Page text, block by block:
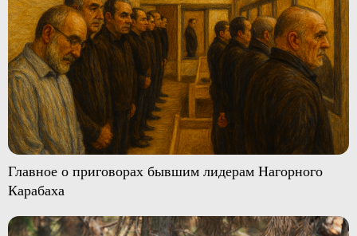
Главное о приговорах бывшим лидерам Нагорного
Карабаха